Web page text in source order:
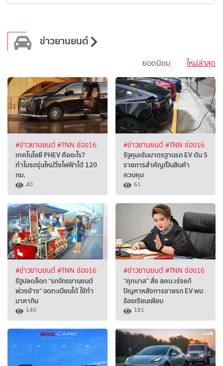
ข่าวยานยนต์
ใหม่ล่าสุด
ยอดนิยม
#ข่าวยานยนต์#TNN ช่อง16
เทคโนโลยี PHEV คืออะไร?
ทำไมรถรุ่นใหม่วิ่งไฟฟ้าได้ 120
กม.
40
#ข่าวยานยนต์#TNN ช่อง16
รัฐคุมเข้มมาตรฐานรถ EV ดัน 5
รายการสำคัญเป็นสินค้า
ควบคุม
61
#ข่าวยานยนต์#TNN ช่อง16
รัฐปลดล็อก “รถจักรยานยนต์
พ่วงข้าง“ จดทะเบียนได้ ใช้ทำ
มาหากิน
140
#ข่าวยานยนต์#TNN ช่อง16
“ศุภมาส” สั่ง สคบ.เร่งแก้
ปัญหาหลังการขายรถ EV พบ
ร้องเรียนเพียบ
181